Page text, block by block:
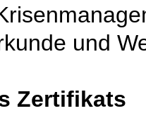
und
Zertifikats